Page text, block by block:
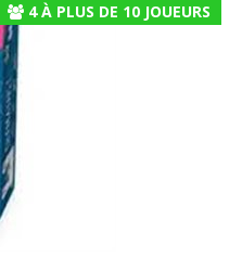
4À PLUS DE 10JOUEURS